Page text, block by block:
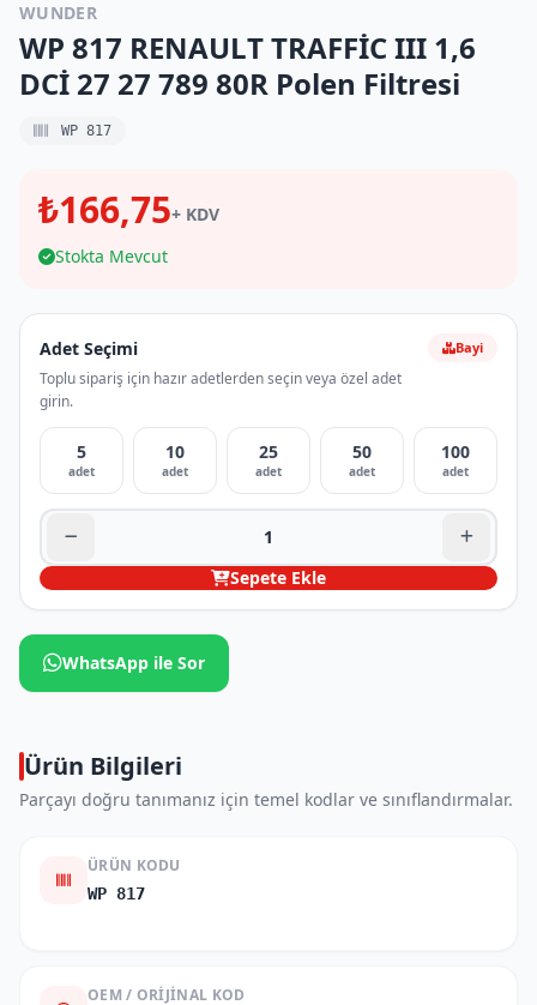
WUNDER
WP 817 RENAULT TRAFFİC III 1,6
DCİ 27 27 789 80R Polen Filtresi
WP 817
₺166,75+ KDV
Stokta Mevcut
Adet Seçimi
Toplu sipariş için hazır adetlerden seçin veya özel adet
girin.
Bayi
5
adet
10
adet
25
adet
50
adet
100
adet
Sepete Ekle
WhatsApp ile Sor
Ürün Bilgileri
Parçayı doğru tanımanız için temel kodlar ve sınıflandırmalar.
ÜRÜN KODU
WP 817
OEM / ORIJINAL KOD